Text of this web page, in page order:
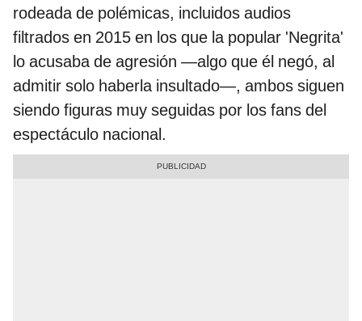
rodeada de polémicas, incluidos audios
filtrados en 2015 en los que la popular 'Negrita'
lo acusaba de agresión —algo que él negó, al
admitir solo haberla insultado—, ambos siguen
siendo figuras muy seguidas por los fans del
espectáculo nacional.